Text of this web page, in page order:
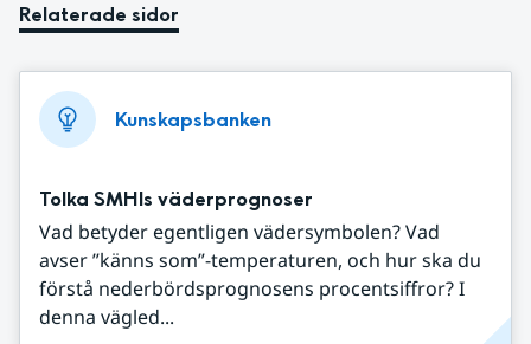
Relaterade sidor
Kunskapsbanken
Tolka SMHIs väderprognoser
Vad betyder egentligen vädersymbolen? Vad
avser ”känns som”-temperaturen, och hur ska du
förstå nederbördsprognosens procentsiffror? I
denna vägled...